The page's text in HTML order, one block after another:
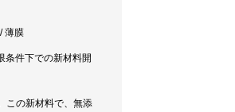
薄膜
条件下での新材料開
この新材料で、無添